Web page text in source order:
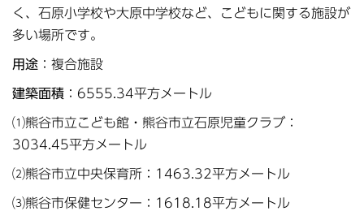
く、石原小学校や大原中学校など、こどもに関する施設が
多い場所です。
用途 ：複合施設
建築面積 ：6555.34平方メートル
⑴熊谷市立こども館・熊谷市立石原児童クラブ：
3034.45平方メートル
⑵熊谷市立中央保育所：1463.32平方メートル
⑶熊谷市保健センター：1618.18平方メートル